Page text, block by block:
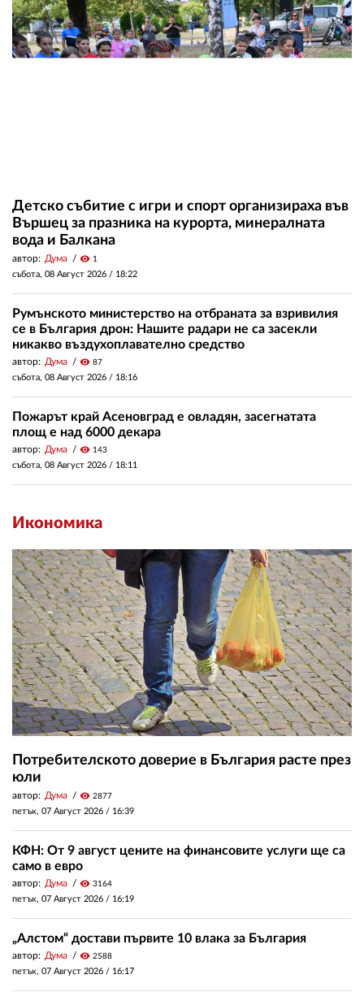
Детско събитие с игри и спорт организираха във
Вършец за празника на курорта, минералната
вода и Балкана
автор: Дума visibility 1
събота, 08 Август 2026 / 18:22
Румънското министерство на отбраната за взривилия
се в България дрон: Нашите радари не са засекли
никакво въздухоплавателно средство
автор: Дума visibility 87
събота, 08 Август 2026 / 18:16
Пожарът край Асеновград е овладян, засегнатата
площ е над 6000 декара
автор: Дума visibility 143
събота, 08 Август 2026 / 18:11
Икономика
Потребителското доверие в България расте през
юли
автор: Дума visibility 2877
петък, 07 Август 2026 / 16:39
КФН: От 9 август цените на финансовите услуги ще са
само в евро
автор: Дума visibility 3164
петък, 07 Август 2026 / 16:19
„Алстом“ достави първите 10 влака за България
автор: Дума visibility 2588
петък, 07 Август 2026 / 16:17